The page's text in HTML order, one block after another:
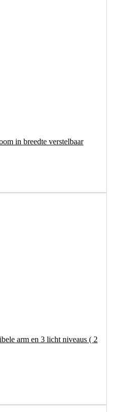
in breedte verstelbaar
arm en 3 licht niveaus ( 2